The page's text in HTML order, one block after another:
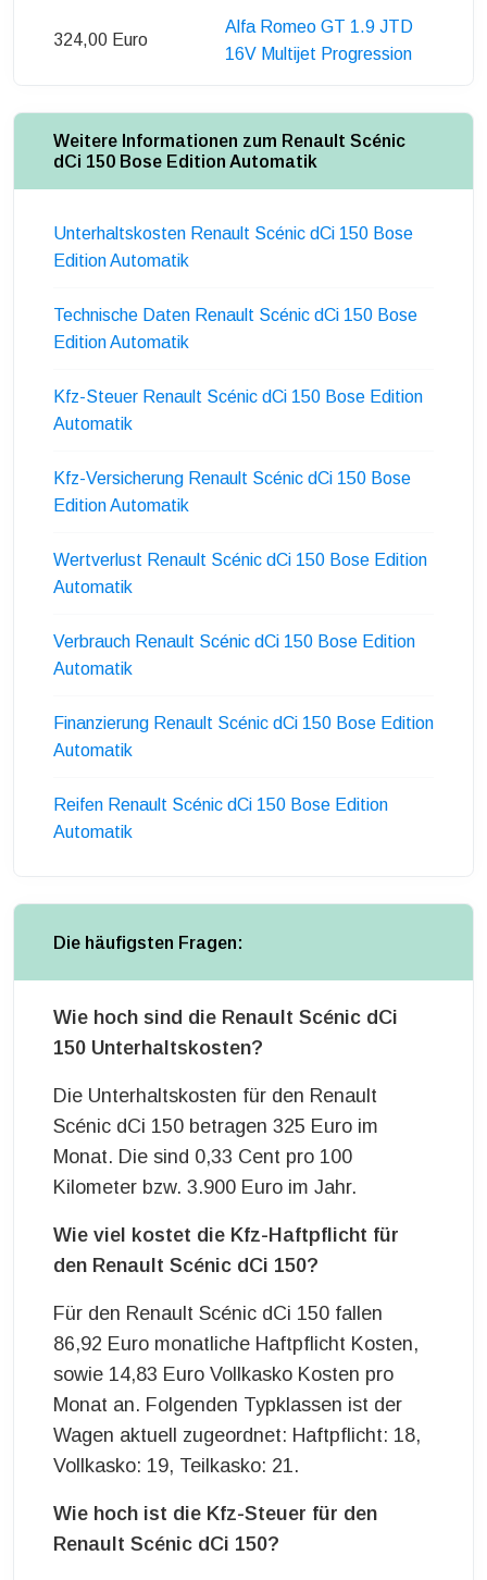
324,00 Euro
Alfa Romeo GT 1.9 JTD
16V Multijet Progression
Weitere Informationen zum Renault Scénic
dCi 150 Bose Edition Automatik
Unterhaltskosten Renault Scénic dCi 150 Bose
Edition Automatik
Technische Daten Renault Scénic dCi 150 Bose
Edition Automatik
Kfz-Steuer Renault Scénic dCi 150 Bose Edition
Automatik
Kfz-Versicherung Renault Scénic dCi 150 Bose
Edition Automatik
Wertverlust Renault Scénic dCi 150 Bose Edition
Automatik
Verbrauch Renault Scénic dCi 150 Bose Edition
Automatik
Finanzierung Renault Scénic dCi 150 Bose Edition
Automatik
Reifen Renault Scénic dCi 150 Bose Edition
Automatik
Die häufigsten Fragen:
Wie hoch sind die Renault Scénic dCi
150 Unterhaltskosten?
Die Unterhaltskosten für den Renault
Scénic dCi 150 betragen 325 Euro im
Monat. Die sind 0,33 Cent pro 100
Kilometer bzw. 3.900 Euro im Jahr.
Wie viel kostet die Kfz-Haftpflicht für
den Renault Scénic dCi 150?
Für den Renault Scénic dCi 150 fallen
86,92 Euro monatliche Haftpflicht Kosten,
sowie 14,83 Euro Vollkasko Kosten pro
Monat an. Folgenden Typklassen ist der
Wagen aktuell zugeordnet: Haftpflicht: 18,
Vollkasko: 19, Teilkasko: 21.
Wie hoch ist die Kfz-Steuer für den
Renault Scénic dCi 150?